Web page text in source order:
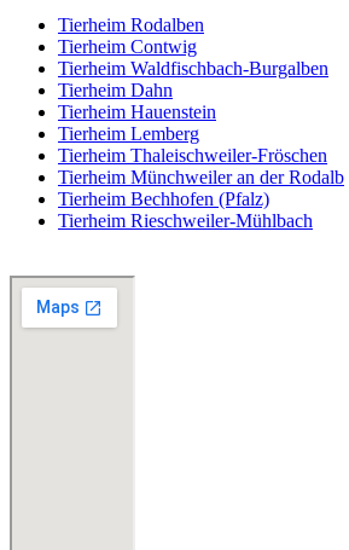
Tierheim Rodalben
Tierheim Contwig
Tierheim Waldfischbach-Burgalben
Tierheim Dahn
Tierheim Hauenstein
Tierheim Lemberg
Tierheim Thaleischweiler-Fröschen
Tierheim Münchweiler an der Rodalb
Tierheim Bechhofen (Pfalz)
Tierheim Rieschweiler-Mühlbach